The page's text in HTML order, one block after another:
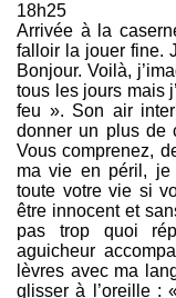
18h25
Arrivée à la
falloir la jouer fine.
Bonjour. Voilà,
tous les jours mais
feu ». Son air
donner un plus de
Vous comprenez,
ma vie en péril, je
toute votre vie si
être innocent et
pas trop quoi
aguicheur
lèvres avec ma
glisser à l’oreille :